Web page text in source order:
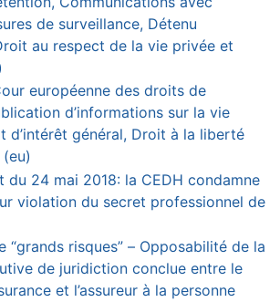
de surveillance, Détenu
au respect de la vie privée et
européenne des droits de
d’informations sur la vie
d’intérêt général, Droit à la liberté
(eu)
du 24 mai 2018: la CEDH condamne
violation du secret professionnel de
“grands risques” – Opposabilité de la
de juridiction conclue entre le
et l’assureur à la personne